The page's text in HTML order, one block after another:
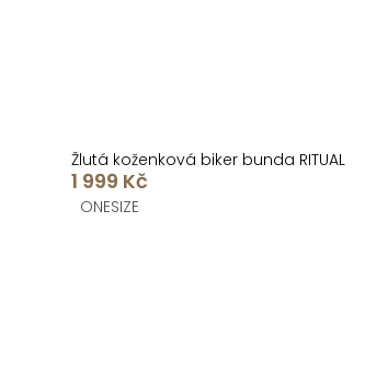
Žlutá koženková biker bunda RITUAL
1 999 Kč
ONESIZE